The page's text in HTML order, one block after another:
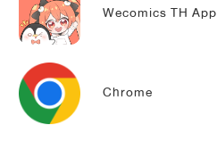
Wecomics TH App
Chrome